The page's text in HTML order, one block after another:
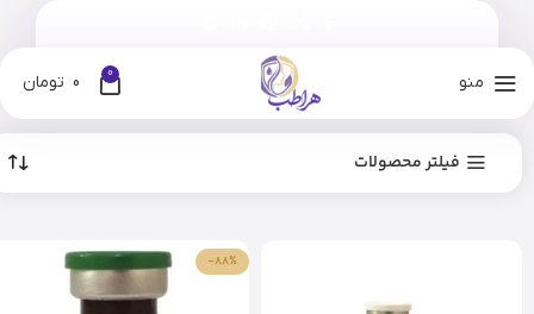
منو 0
0 تومان
فیلتر محصولات
-88%